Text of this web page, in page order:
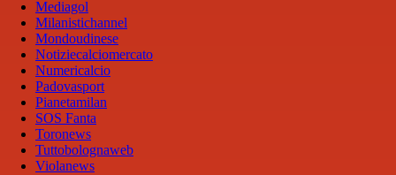
Mediagol
Milanistichannel
Mondoudinese
Notiziecalciomercato
Numericalcio
Padovasport
Pianetamilan
SOS Fanta
Toronews
Tuttobolognaweb
Violanews